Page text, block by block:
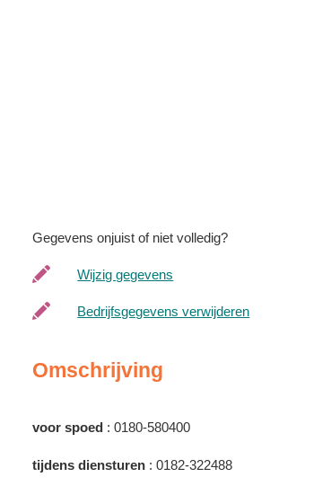
Gegevens onjuist of niet volledig?
Wijzig gegevens
Bedrijfsgegevens verwijderen
Omschrijving
voor spoed : 0180-580400
tijdens diensturen : 0182-322488